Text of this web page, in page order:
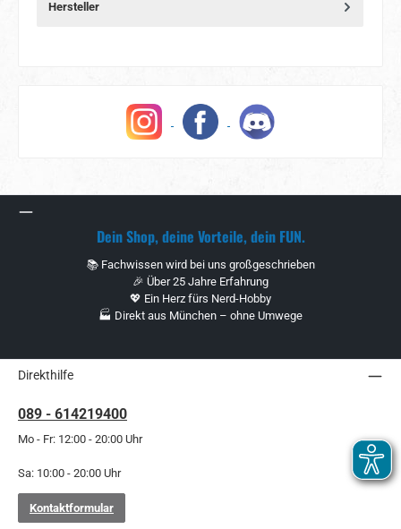
Hersteller
Dein Shop, deine Vorteile, dein FUN.
📚 Fachwissen wird bei uns großgeschrieben
🎉 Über 25 Jahre Erfahrung
💖 Ein Herz fürs Nerd-Hobby
🏭 Direkt aus München – ohne Umwege
Direkthilfe
089 - 614219400
Mo - Fr: 12:00 - 20:00 Uhr
Sa: 10:00 - 20:00 Uhr
Kontaktformular